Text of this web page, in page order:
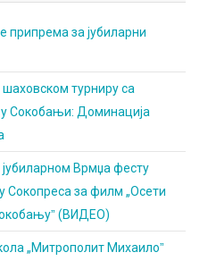
припрема за јубиларни
шаховском турниру са
Сокобањи: Доминација
јубиларном Врмџа фесту
Сокопреса за филм „Осети
(ВИДЕО)
„Митрополит Михаилоˮ